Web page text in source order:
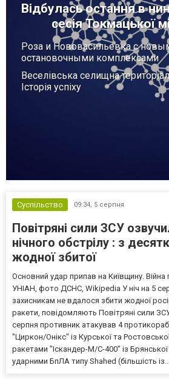
Відбулась остання в
сесія Токмацької
Роза и Нововасильевка с
остановочными комплексами
Веселівська селищна
Історія успіху
Суспільство 09:34, 5 серпня
Повітряні сили ЗСУ
нічного обстрілу : з
жодної збитої
Основний удар припав на Київщину.
УНІАН, фото ДСНС, Wikipedia У ніч на 5
захисникам не вдалося збити жодної
ракети, повідомляють Повітряні сили
серпня противник атакував 4
"Циркон/Онікс" із Курської та
ракетами "Іскандер-М/С-400" із
ударними БпЛА типу Shahed (більшість із...